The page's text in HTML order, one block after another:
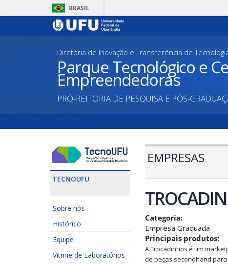
para
BRASIL
Diretoria de Inovação e Transferência de
Parque Tecnológico e
Empreendedoras
PRÓ-REITORIA DE PESQUISA E PÓS-
TECNOUFU
Sobre nós
Histórico
Equipe
Vitrine de Laboratórios
EMPRESAS
Categoria:
Empresa Graduada
Principais produtos:
A Trocadinhos é um
de peças secondhand para